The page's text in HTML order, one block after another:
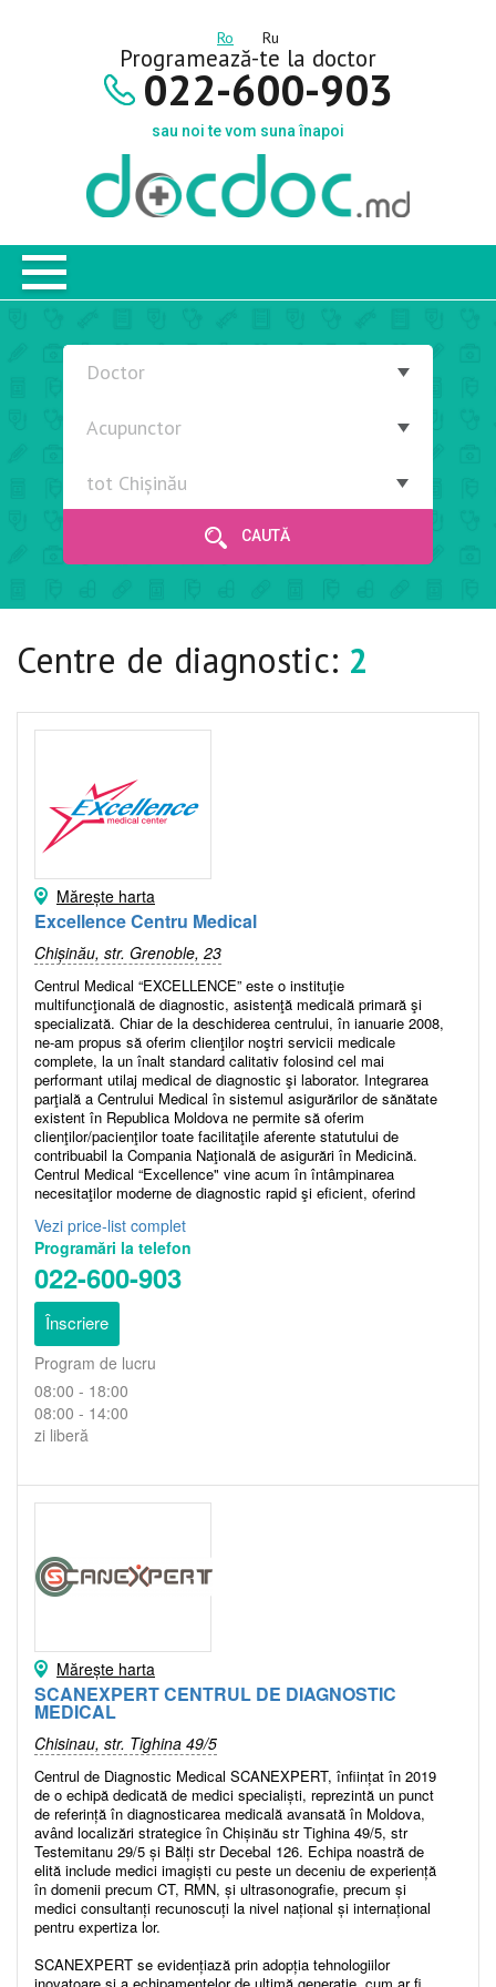
Ro Ru
Programează-te la doctor
022-600-903
sau noi te vom suna înapoi
CAUTĂ
Centre de diagnostic: 2
Mărește harta
Excellence Centru Medical
Chișinău, str. Grenoble, 23
Centrul Medical “EXCELLENCE” este o instituţie
multifuncţională de diagnostic, asistenţă medicală primară şi
specializată. Chiar de la deschiderea centrului, în ianuarie 2008,
ne-am propus să oferim clienţilor noştri servicii medicale
complete, la un înalt standard calitativ folosind cel mai
performant utilaj medical de diagnostic şi laborator. Integrarea
parţială a Centrului Medical în sistemul asigurărilor de sănătate
existent în Republica Moldova ne permite să oferim
clienţilor/pacienţilor toate facilitaţile aferente statutului de
contribuabil la Compania Naţională de asigurări în Medicină.
Centrul Medical “Excellence" vine acum în întâmpinarea
necesitaţilor moderne de diagnostic rapid şi eficient, oferind
standarde europene, prestate de personal medical competent.
Asistenţa medicală în CM “EXCELLENCE” acoperă peste 12
specialităţi medicale, 9 explorări paraclinice şi peste 300 tipuri
de analize de laborator. Misiunea noastră este de a oferi servicii
care să raspundă la cele mai exigente cerinte medicale de
profesionalism, siguranţă şi confort. In opinia noastră medicina
modernă presupune şi o schimbare a mentalităţii pacienţilor
despre propria sănătate, o schimbare a atitudinii în relaţia
medic-pacient şi realizarea unui climat propice comunicării
permanente în beneficiul pacienţilor.
Vezi price-list complet
Programări la telefon
022-600-903
Înscriere
Program de lucru
08:00 - 18:00
08:00 - 14:00
zi liberă
Mărește harta
SCANEXPERT CENTRUL DE DIAGNOSTIC
MEDICAL
Chisinau, str. Tighina 49/5
Centrul de Diagnostic Medical SCANEXPERT, înființat în 2019
de o echipă dedicată de medici specialiști, reprezintă un punct
de referință în diagnosticarea medicală avansată în Moldova,
având localizări strategice în Chișinău str Tighina 49/5, str
Testemitanu 29/5 și Bălți str Decebal 126. Echipa noastră de
elită include medici imagiști cu peste un deceniu de experiență
în domenii precum CT, RMN, și ultrasonografie, precum și
medici consultanți recunoscuți la nivel național și internațional
pentru expertiza lor.
SCANEXPERT se evidențiază prin adopția tehnologiilor